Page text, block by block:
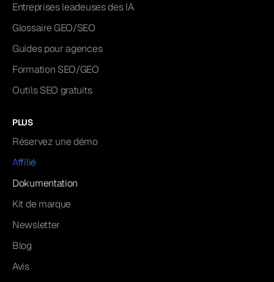
Entreprises leadeuses des IA
Glossaire GEO/SEO
Guides pour agences
Formation SEO/GEO
Outils SEO gratuits
PLUS
Réservez une démo
Affilié
Dokumentation
Kit de marque
Newsletter
Blog
Avis